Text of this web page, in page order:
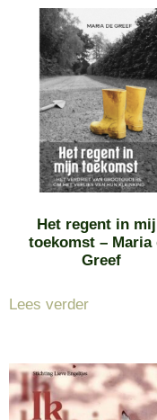
Het regent in
toekomst – Maria
Greef
Lees verder